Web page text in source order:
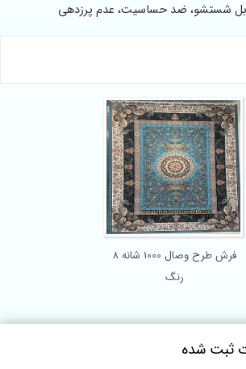
شستشو، ضد حساسیت، عدم پرزدهی
فرش طرح وصال 1000 شانه 8
رنگ
ثبت شده